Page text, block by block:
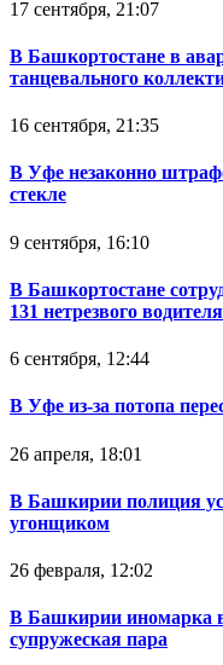
17 сентября, 21:07
В Башкортостане в
танцевального
16 сентября, 21:35
В Уфе незаконно
стекле
9 сентября, 16:10
В Башкортостане
131 нетрезвого водителя
6 сентября, 12:44
В Уфе из-за потопа
26 апреля, 18:01
В Башкирии полиция
угонщиком
26 февраля, 12:02
В Башкирии иномарка
супружеская пара